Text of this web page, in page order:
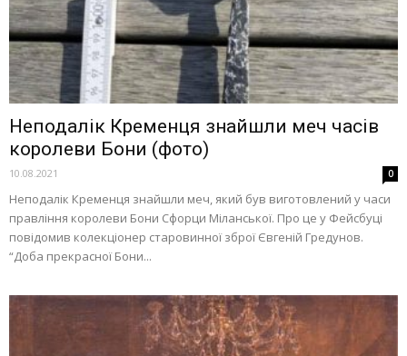
Неподалік Кременця знайшли меч часів
королеви Бони (фото)
10.08.2021 0
Неподалік Кременця знайшли меч, який був виготовлений у часи
правління королеви Бони Сфорци Міланської. Про це у Фейсбуці
повідомив колекціонер старовинної зброї Євгеній Гредунов.
“Доба прекрасної Бони...